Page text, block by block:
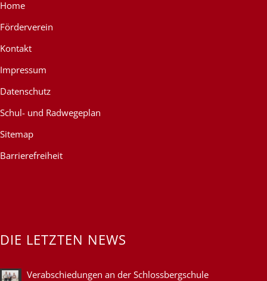
Home
Förderverein
Kontakt
Impressum
Datenschutz
Schul- und Radwegeplan
Sitemap
Barrierefreiheit
DIE LETZTEN NEWS
Verabschiedungen an der Schlossbergschule